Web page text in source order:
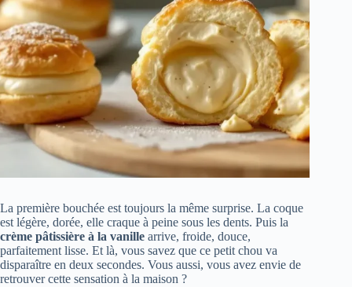
La première bouchée est toujours la même surprise. La coque
est légère, dorée, elle craque à peine sous les dents. Puis la
crème pâtissière à la vanille arrive, froide, douce,
parfaitement lisse. Et là, vous savez que ce petit chou va
disparaître en deux secondes. Vous aussi, vous avez envie de
retrouver cette sensation à la maison ?